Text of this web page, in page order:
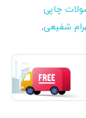
چاپی
شفیعی,